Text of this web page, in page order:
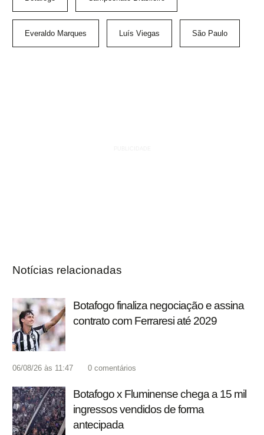
Everaldo Marques Luís Viegas São Paulo
Notícias relacionadas
Botafogo finaliza negociação e assina
contrato com Ferraresi até 2029
06/08/26 às 11:47 0 comentários
Botafogo x Fluminense chega a 15 mil
ingressos vendidos de forma
antecipada